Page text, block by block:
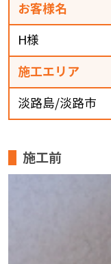
お客様名
H様
施工エリア
淡路島/淡路市
施工前